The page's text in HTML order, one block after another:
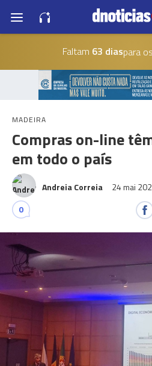
Faltam 63 diaspara os
MADEIRA
Compras on-line
em todo o país
Andreia Correia 24 mai
0